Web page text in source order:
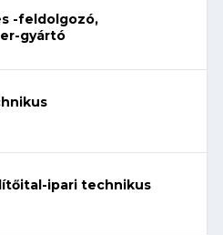
-feldolgozó,
gyártó
ipari technikus